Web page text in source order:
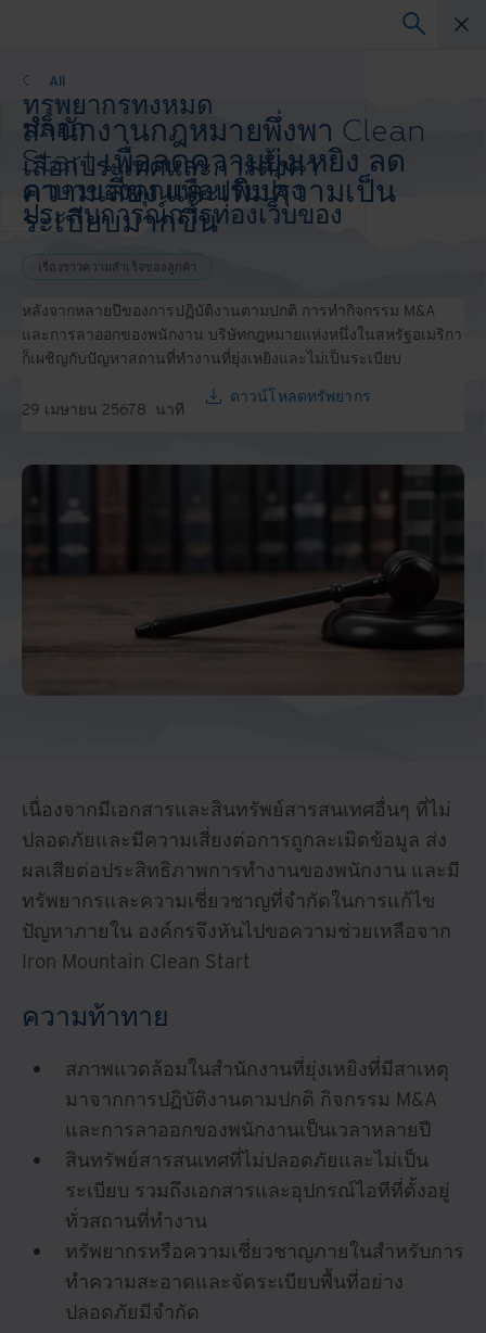
ทรัพยากรทั้งหมด
บล็อก
เรื่องราวความสำเร็จ
วิดีโอและการสัมมนาผ่านเว็บ
เว็บสัมมนา
กระดาษสีขาว
All
เลือกประเทศและการตั้งค่า
ภาษาของคุณเพื่อปรับปรุง
ประสบการณ์การท่องเว็บของ
คุณ
ประเทศและภาษาที่ต้องการ:
Asia-Pacific and India
Europe and Southern Africa
Latin America
Middle East North Africa And Turkey
เรื่องราวความสำเร็จของลูกค้า
สำนักงานกฎหมายพึ่งพา Clean
Start เพื่อลดความยุ่งเหยิง ลด
ความเสี่ยง และเพิ่มความเป็น
ระเบียบมากขึ้น
เรื่องราวความสำเร็จของลูกค้า
หลังจากหลายปีของการปฏิบัติงานตามปกติ การทำกิจกรรม M&A
และการลาออกของพนักงาน บริษัทกฎหมายแห่งหนึ่งในสหรัฐอเมริกา
ก็เผชิญกับปัญหาสถานที่ทำงานที่ยุ่งเหยิงและไม่เป็นระเบียบ
29 เมษายน 25678 นาที
ดาวน์โหลดทรัพยากร
เนื่องจากมีเอกสารและสินทรัพย์สารสนเทศอื่นๆ ที่ไม่
ปลอดภัยและมีความเสี่ยงต่อการถูกละเมิดข้อมูล ส่ง
ผลเสียต่อประสิทธิภาพการทำงานของพนักงาน และมี
ทรัพยากรและความเชี่ยวชาญที่จำกัดในการแก้ไข
ปัญหาภายใน องค์กรจึงหันไปขอความช่วยเหลือจาก
Iron Mountain Clean Start
ความท้าทาย
สภาพแวดล้อมในสำนักงานที่ยุ่งเหยิงที่มีสาเหตุ
มาจากการปฏิบัติงานตามปกติ กิจกรรม M&A
และการลาออกของพนักงานเป็นเวลาหลายปี
สินทรัพย์สารสนเทศที่ไม่ปลอดภัยและไม่เป็น
ระเบียบ รวมถึงเอกสารและอุปกรณ์ไอทีที่ตั้งอยู่
ทั่วสถานที่ทำงาน
ทรัพยากรหรือความเชี่ยวชาญภายในสำหรับการ
ทำความสะอาดและจัดระเบียบพื้นที่อย่าง
ปลอดภัยมีจำกัด